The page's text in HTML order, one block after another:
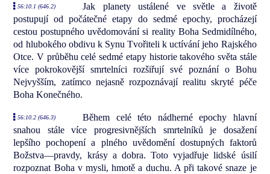
56:10.1 (646.2)
Jak planety ustálené ve světle a životě
postupují od počátečné etapy do sedmé epochy, procházejí
cestou postupného uvědomování si reality Boha Sedmidílného,
od hlubokého obdivu k Synu Tvořiteli k uctívání jeho Rajského
Otce. V průběhu celé sedmé etapy historie takového světa stále
více pokrokovější smrtelníci rozšiřují své poznání o Bohu
Nejvyšším, zatímco nejasně rozpoznávají realitu skryté péče
Boha Konečného.
56:10.2 (646.3)
Během celé této nádherné epochy hlavní
snahou stále více progresivnějších smrtelníků je dosažení
lepšího pochopení a plného uvědomění dostupných faktorů
Božstva—pravdy, krásy a dobra. Toto vyjadřuje lidské úsilí
rozpoznat Boha v mysli, hmotě a duchu. A při takové snaze je